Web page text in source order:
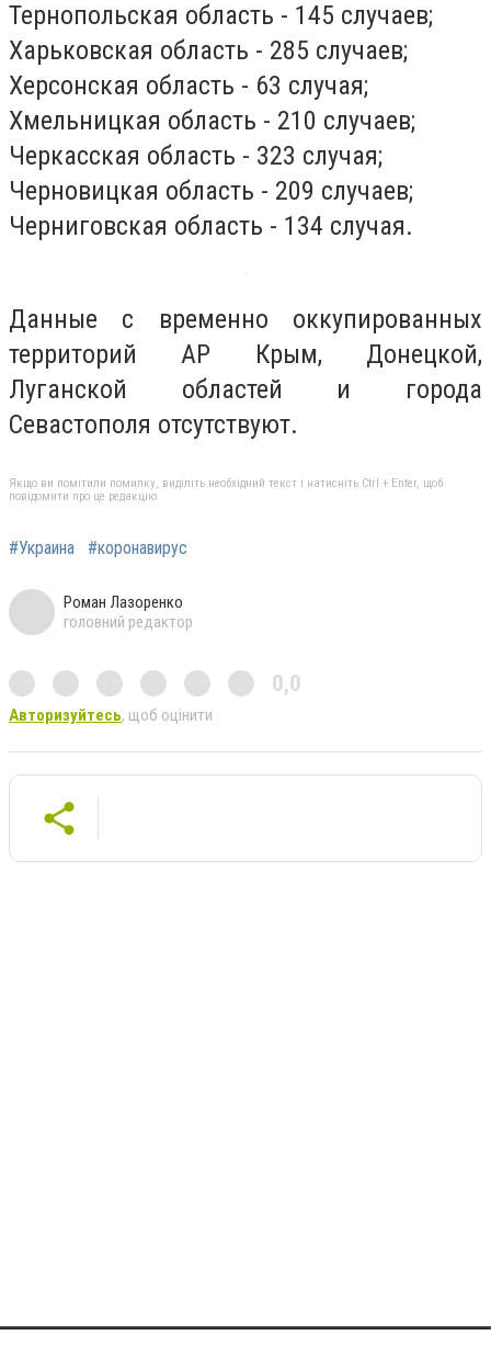
Тернопольская область - 145 случаев;
Харьковская область - 285 случаев;
Херсонская область - 63 случая;
Хмельницкая область - 210 случаев;
Черкасская область - 323 случая;
Черновицкая область - 209 случаев;
Черниговская область - 134 случая.
Данные с временно оккупированных
территорий АР Крым, Донецкой,
Луганской областей и города
Севастополя отсутствуют.
Якщо ви помітили помилку, виділіть необхідний текст і натисніть Ctrl + Enter, щоб
повідомити про це редакцію
#Украина #коронавирус
Роман Лазоренко
головний редактор
0,0
Авторизуйтесь, щоб оцінити